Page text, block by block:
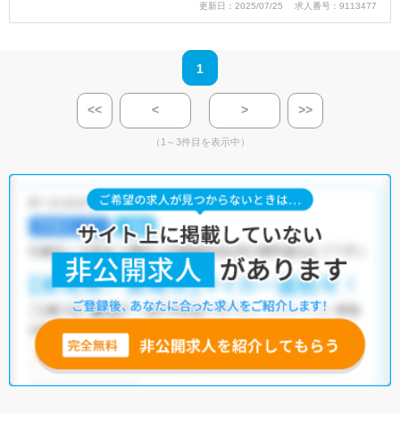
更新日：2025/07/25 求人番号：9113477
1
<< < > >>
（1～3件目を表示中）